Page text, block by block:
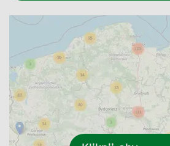
Apteki w Zielonej
otwarcia
Większość aptek w Zielonej Górze,
zamówienia zarezerwowane przez
w godzinach 8-20. Są jednak i takie,
krócej lub dłużej, dlatego
udasz się po odbiór. Jeśli swoje